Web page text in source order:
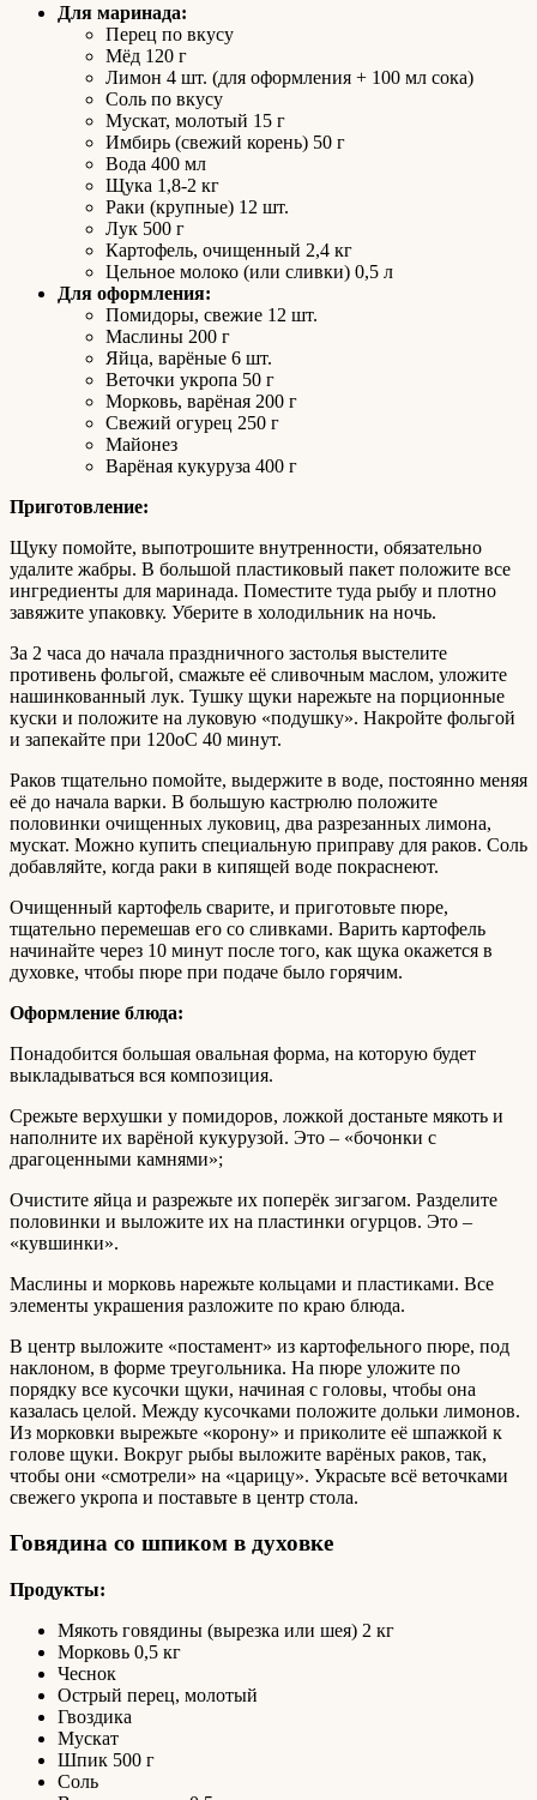
Для маринада:
Перец по вкусу
Мёд 120 г
Лимон 4 шт. (для оформления + 100 мл сока)
Соль по вкусу
Мускат, молотый 15 г
Имбирь (свежий корень) 50 г
Вода 400 мл
Щука 1,8-2 кг
Раки (крупные) 12 шт.
Лук 500 г
Картофель, очищенный 2,4 кг
Цельное молоко (или сливки) 0,5 л
Для оформления:
Помидоры, свежие 12 шт.
Маслины 200 г
Яйца, варёные 6 шт.
Веточки укропа 50 г
Морковь, варёная 200 г
Свежий огурец 250 г
Майонез
Варёная кукуруза 400 г
Приготовление:
Щуку помойте, выпотрошите внутренности, обязательно
удалите жабры. В большой пластиковый пакет положите все
ингредиенты для маринада. Поместите туда рыбу и плотно
завяжите упаковку. Уберите в холодильник на ночь.
За 2 часа до начала праздничного застолья выстелите
противень фольгой, смажьте её сливочным маслом, уложите
нашинкованный лук. Тушку щуки нарежьте на порционные
куски и положите на луковую «подушку». Накройте фольгой
и запекайте при 120оС 40 минут.
Раков тщательно помойте, выдержите в воде, постоянно меняя
её до начала варки. В большую кастрюлю положите
половинки очищенных луковиц, два разрезанных лимона,
мускат. Можно купить специальную приправу для раков. Соль
добавляйте, когда раки в кипящей воде покраснеют.
Очищенный картофель сварите, и приготовьте пюре,
тщательно перемешав его со сливками. Варить картофель
начинайте через 10 минут после того, как щука окажется в
духовке, чтобы пюре при подаче было горячим.
Оформление блюда:
Понадобится большая овальная форма, на которую будет
выкладываться вся композиция.
Срежьте верхушки у помидоров, ложкой достаньте мякоть и
наполните их варёной кукурузой. Это – «бочонки с
драгоценными камнями»;
Очистите яйца и разрежьте их поперёк зигзагом. Разделите
половинки и выложите их на пластинки огурцов. Это –
«кувшинки».
Маслины и морковь нарежьте кольцами и пластиками. Все
элементы украшения разложите по краю блюда.
В центр выложите «постамент» из картофельного пюре, под
наклоном, в форме треугольника. На пюре уложите по
порядку все кусочки щуки, начиная с головы, чтобы она
казалась целой. Между кусочками положите дольки лимонов.
Из морковки вырежьте «корону» и приколите её шпажкой к
голове щуки. Вокруг рыбы выложите варёных раков, так,
чтобы они «смотрели» на «царицу». Украсьте всё веточками
свежего укропа и поставьте в центр стола.
Говядина со шпиком в духовке
Продукты:
Мякоть говядины (вырезка или шея) 2 кг
Морковь 0,5 кг
Чеснок
Острый перец, молотый
Гвоздика
Мускат
Шпик 500 г
Соль